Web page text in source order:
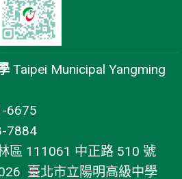
Taipei Municipal Yangming
7884
區 111061 中正路 510 號
臺北市立陽明高級中學